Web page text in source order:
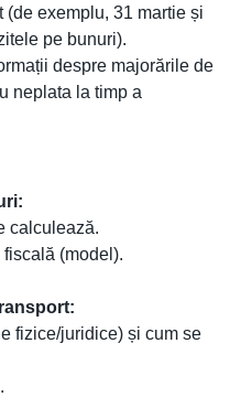
(de exemplu, 31 martie și
pe bunuri).
despre majorările de
neplata la timp a
calculează.
(model).
fizice/juridice) și cum se